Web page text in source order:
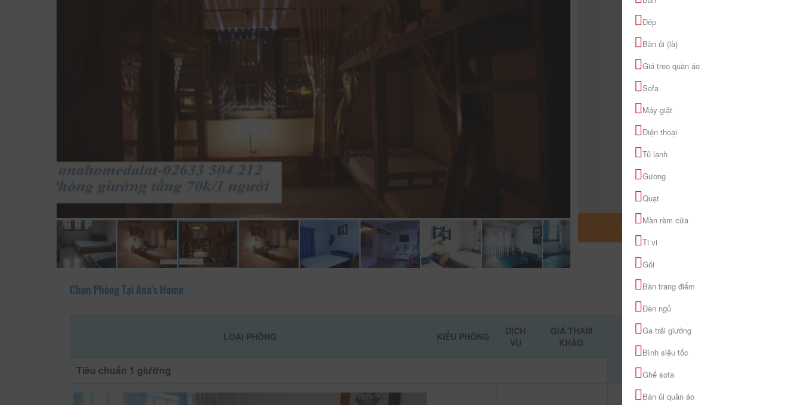
MỞ RỘNG BẢN ĐỒ
Chọn Phòng Tại Ana's Home
LOẠI PHÒNG KIỂU PHÒNG
DỊCH
VỤ
GIÁ THAM
KHẢO
ĐẶT PHÒNG
Tiêu chuẩn 1 giường
Dép
Bàn ủi (là)
Giá treo quần áo
Sofa
Máy giặt
Điện thoại
Tủ lạnh
Gương
Quạt
Màn rèm cửa
Ti vi
Gối
Bàn trang điểm
Đèn ngủ
Ga trải giường
Bình siêu tốc
Ghế sofa
Bàn ủi quần áo